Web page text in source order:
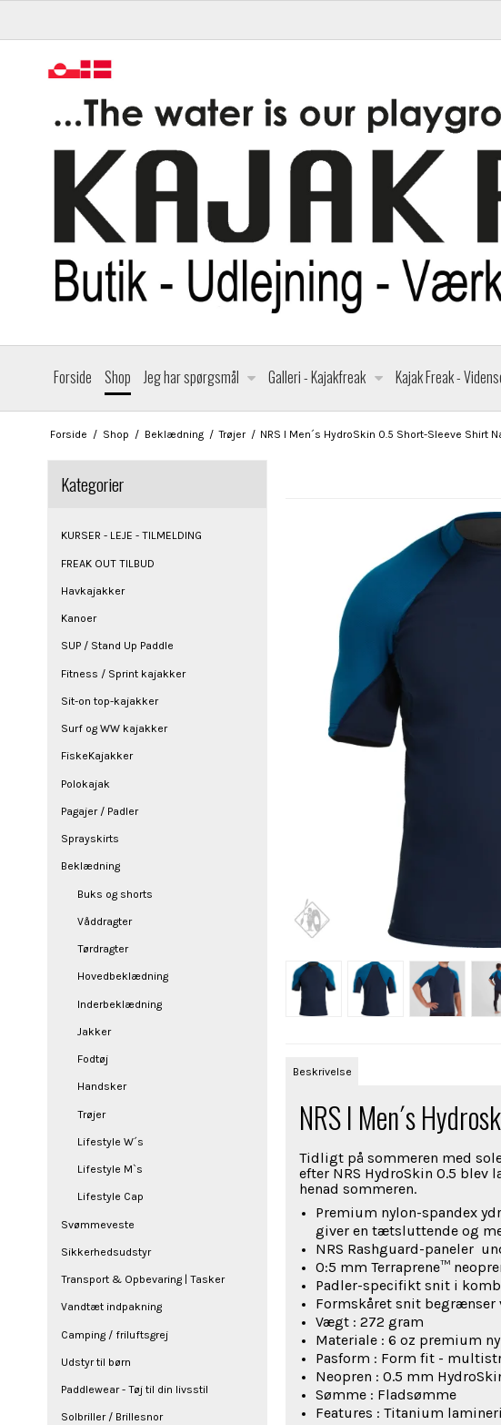
Forside Shop Jeg har spørgsmål Galleri - Kajakfreak Kajak Freak -
Forside / Shop / Beklædning / Trøjer / NRS I Men´s HydroSkin 0.5 Short-Sleeve Shirt
Kategorier
KURSER - LEJE - TILMELDING
FREAK OUT TILBUD
Havkajakker
Kanoer
SUP / Stand Up Paddle
Fitness / Sprint kajakker
Sit-on top-kajakker
Surf og WW kajakker
FiskeKajakker
Polokajak
Pagajer / Padler
Sprayskirts
Beklædning
Buks og shorts
Våddragter
Tørdragter
Hovedbeklædning
Inderbeklædning
Jakker
Fodtøj
Handsker
Trøjer
Lifestyle W´s
Lifestyle M`s
Lifestyle Cap
Svømmeveste
Sikkerhedsudstyr
Transport & Opbevaring | Tasker
Vandtæt indpakning
Camping / friluftsgrej
Udstyr til børn
Paddlewear - Tøj til din livsstil
Solbriller / Brillesnor
Beskrivelse
NRS I Men´s
Tidligt på sommeren med
efter NRS HydroSkin 0.5
henad sommeren.
Premium nylon-spandex
giver en tætsluttende og
NRS Rashguard-paneler
0:5 mm Terraprene™
Padler-specifikt snit i
Formskåret snit
Vægt : 272 gram
Materiale : 6 oz premium
Pasform : Form fit -
Neopren : 0.5 mm
Sømme : Fladsømme
Features : Titanium